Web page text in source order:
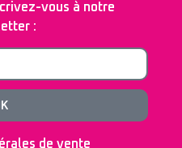
vous à notre
:
de vente